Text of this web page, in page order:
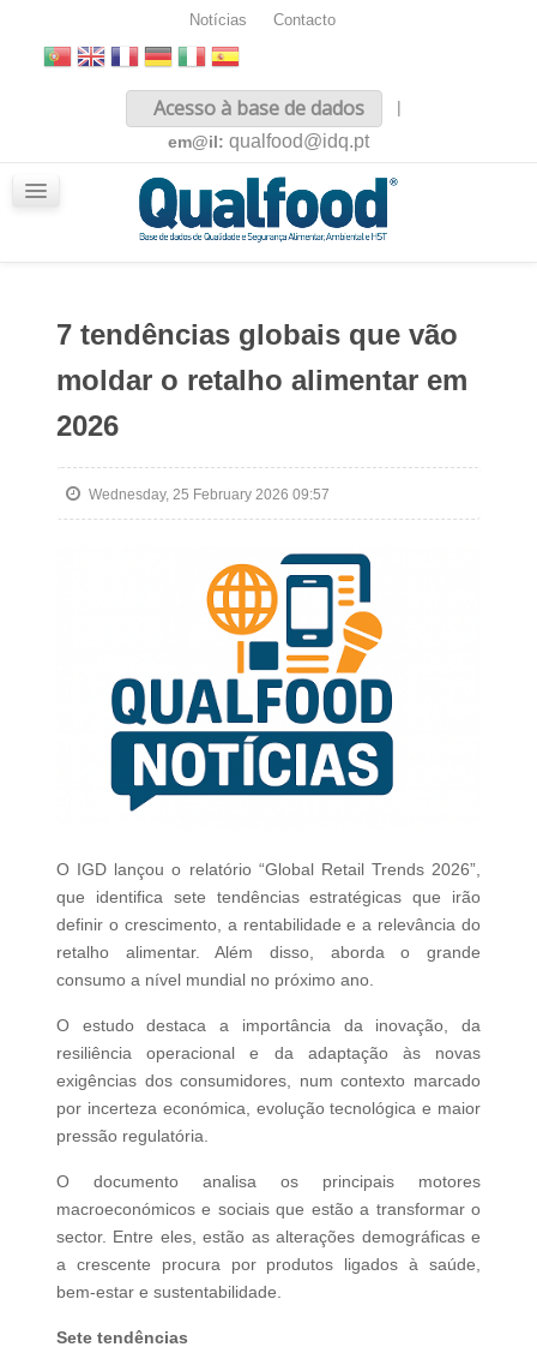
Notícias Contacto
Acesso à base de dados
|
em@il: qualfood@idq.pt
7 tendências globais que vão
moldar o retalho alimentar em
2026
Wednesday, 25 February 2026 09:57
O IGD lançou o relatório “Global Retail Trends 2026”,
que identifica sete tendências estratégicas que irão
definir o crescimento, a rentabilidade e a relevância do
retalho alimentar. Além disso, aborda o grande
consumo a nível mundial no próximo ano.
O estudo destaca a importância da inovação, da
resiliência operacional e da adaptação às novas
exigências dos consumidores, num contexto marcado
por incerteza económica, evolução tecnológica e maior
pressão regulatória.
O documento analisa os principais motores
macroeconómicos e sociais que estão a transformar o
sector. Entre eles, estão as alterações demográficas e
a crescente procura por produtos ligados à saúde,
bem-estar e sustentabilidade.
Sete tendências